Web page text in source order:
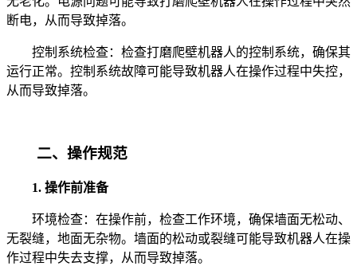
断电，从而导致掉落。
控制系统检查：检查打磨爬壁机器人的控制系统，确保其
运行正常。控制系统故障可能导致机器人在操作过程中失控，
从而导致掉落。
二、操作规范
1. 操作前准备
环境检查：在操作前，检查工作环境，确保墙面无松动、
无裂缝，地面无杂物。墙面的松动或裂缝可能导致机器人在操
作过程中失去支撑，从而导致掉落。